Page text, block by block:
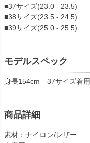
■37サイズ(23.0 - 23.5)
■38サイズ(23.5 - 24.5)
■39サイズ(25.0 - 25.5)
モデルスペック
身長154cm 37サイズ着用
商品詳細
素材：ナイロン/レザー